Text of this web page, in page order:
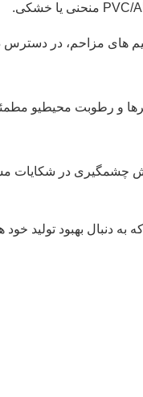
های مزاحم، در دسترس
و رطوبت محیطیو
بهبود تولید خود